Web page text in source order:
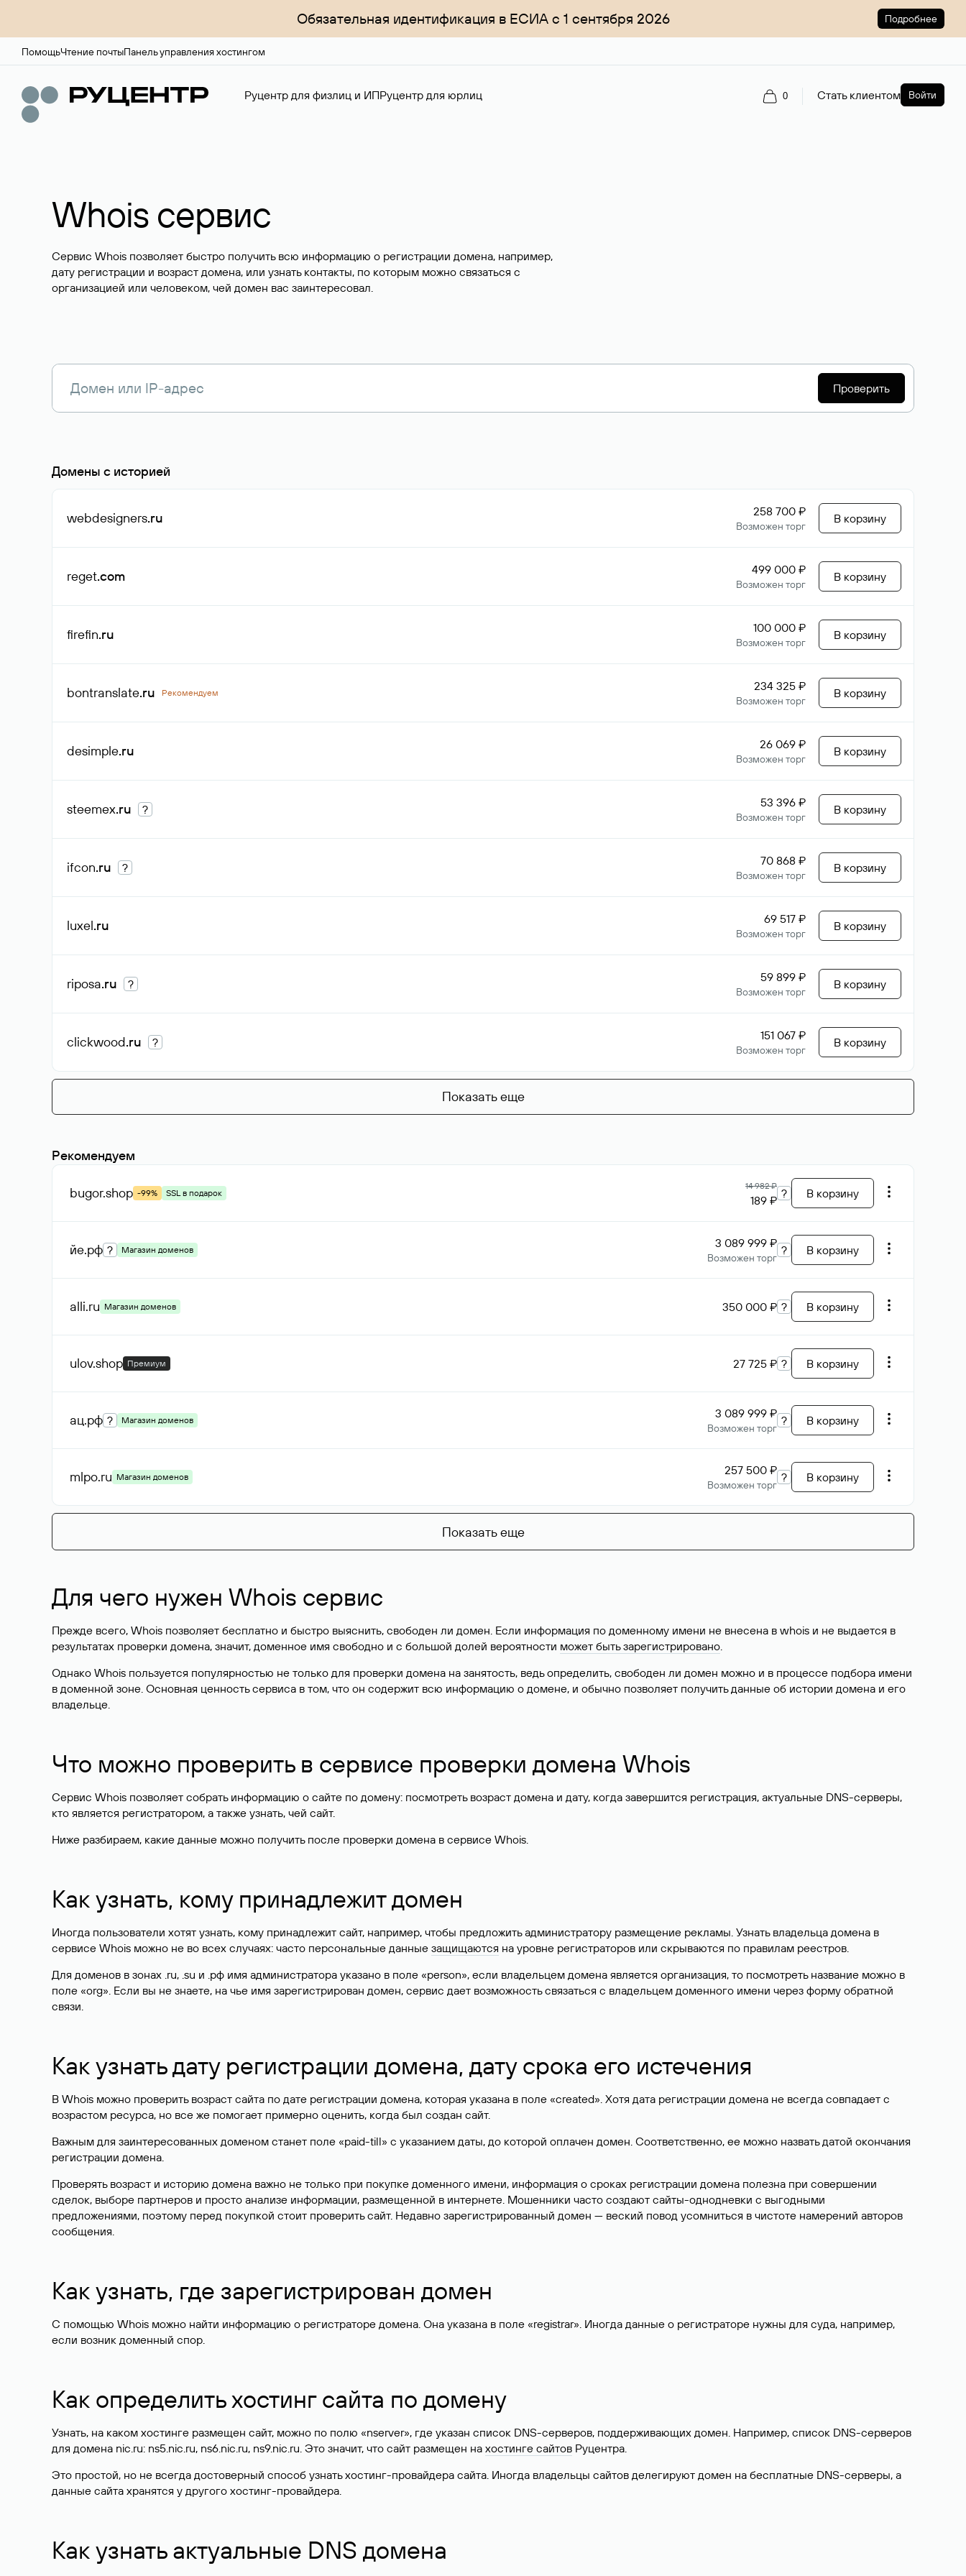
Обязательная идентификация в ЕСИА с 1 сентября 2026 Подробнее
ПомощьЧтение почтыПанель управления хостингом
Руцентр для физлиц и ИПРуцентр для юрлиц 0 Стать клиентом Войти
Whois сервис
Сервис Whois позволяет быстро получить всю информацию о регистрации домена, например,
дату регистрации и возраст домена, или узнать контакты, по которым можно связаться с
организацией или человеком, чей домен вас заинтересовал.
Проверить
Домены с историей
webdesigners.ru 258 700 ₽
Возможен торг
В корзину
reget.com 499 000 ₽
Возможен торг
В корзину
firefin.ru 100 000 ₽
Возможен торг
В корзину
bontranslate.ru Рекомендуем 234 325 ₽
Возможен торг
В корзину
desimple.ru 26 069 ₽
Возможен торг
В корзину
steemex.ru ? 53 396 ₽
Возможен торг
В корзину
ifcon.ru ? 70 868 ₽
Возможен торг
В корзину
luxel.ru 69 517 ₽
Возможен торг
В корзину
riposa.ru ? 59 899 ₽
Возможен торг
В корзину
clickwood.ru ? 151 067 ₽
Возможен торг
В корзину
Показать еще
Рекомендуем
bugor.shop -99% SSL в подарок
14 982 ₽
189 ₽ ? В корзину
йе.рф ? Магазин доменов 3 089 999 ₽
Возможен торг
? В корзину
alli.ru Магазин доменов 350 000 ₽ ? В корзину
ulov.shop Премиум 27 725 ₽ ? В корзину
ац.рф ? Магазин доменов 3 089 999 ₽
Возможен торг
? В корзину
mlpo.ru Магазин доменов 257 500 ₽
Возможен торг
? В корзину
Показать еще
Для чего нужен Whois сервис
Прежде всего, Whois позволяет бесплатно и быстро выяснить, свободен ли домен. Если информация по доменному имени не внесена в whois и не выдается в
результатах проверки домена, значит, доменное имя свободно и с большой долей вероятности может быть зарегистрировано.
Однако Whois пользуется популярностью не только для проверки домена на занятость, ведь определить, свободен ли домен можно и в процессе подбора имени
в доменной зоне. Основная ценность сервиса в том, что он содержит всю информацию о домене, и обычно позволяет получить данные об истории домена и его
владельце.
Что можно проверить в сервисе проверки домена Whois
Сервис Whois позволяет собрать информацию о сайте по домену: посмотреть возраст домена и дату, когда завершится регистрация, актуальные DNS-серверы,
кто является регистратором, а также узнать, чей сайт.
Ниже разбираем, какие данные можно получить после проверки домена в сервисе Whois.
Как узнать, кому принадлежит домен
Иногда пользователи хотят узнать, кому принадлежит сайт, например, чтобы предложить администратору размещение рекламы. Узнать владельца домена в
сервисе Whois можно не во всех случаях: часто персональные данные защищаются на уровне регистраторов или скрываются по правилам реестров.
Для доменов в зонах .ru, .su и .рф имя администратора указано в поле «person», если владельцем домена является организация, то посмотреть название можно в
поле «org». Если вы не знаете, на чье имя зарегистрирован домен, сервис дает возможность связаться с владельцем доменного имени через форму обратной
связи.
Как узнать дату регистрации домена, дату срока его истечения
В Whois можно проверить возраст сайта по дате регистрации домена, которая указана в поле «created». Хотя дата регистрации домена не всегда совпадает с
возрастом ресурса, но все же помогает примерно оценить, когда был создан сайт.
Важным для заинтересованных доменом станет поле «paid-till» с указанием даты, до которой оплачен домен. Соответственно, ее можно назвать датой окончания
регистрации домена.
Проверять возраст и историю домена важно не только при покупке доменного имени, информация о сроках регистрации домена полезна при совершении
сделок, выборе партнеров и просто анализе информации, размещенной в интернете. Мошенники часто создают сайты-однодневки с выгодными
предложениями, поэтому перед покупкой стоит проверить сайт. Недавно зарегистрированный домен — веский повод усомниться в чистоте намерений авторов
сообщения.
Как узнать, где зарегистрирован домен
С помощью Whois можно найти информацию о регистраторе домена. Она указана в поле «registrar». Иногда данные о регистраторе нужны для суда, например,
если возник доменный спор.
Как определить хостинг сайта по домену
Узнать, на каком хостинге размещен сайт, можно по полю «nserver», где указан список DNS-серверов, поддерживающих домен. Например, список DNS-серверов
для домена nic.ru: ns5.nic.ru, ns6.nic.ru, ns9.nic.ru. Это значит, что сайт размещен на хостинге сайтов Руцентра.
Это простой, но не всегда достоверный способ узнать хостинг-провайдера сайта. Иногда владельцы сайтов делегируют домен на бесплатные DNS-серверы, а
данные сайта хранятся у другого хостинг-провайдера.
Как узнать актуальные DNS домена